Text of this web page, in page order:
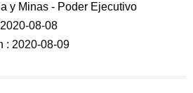
y Minas - Poder Ejecutivo
2020-08-08
: 2020-08-09